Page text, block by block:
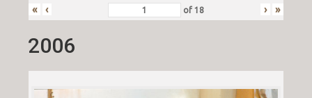
« ‹ of18 › »
2006